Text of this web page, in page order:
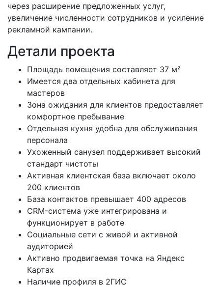
через расширение предложенных услуг,
увеличение численности сотрудников и усиление
рекламной кампании.
Детали проекта
Площадь помещения составляет 37 м²
Имеется два отдельных кабинета для
мастеров
Зона ожидания для клиентов предоставляет
комфортное пребывание
Отдельная кухня удобна для обслуживания
персонала
Ухоженный санузел поддерживает высокий
стандарт чистоты
Активная клиентская база включает около
200 клиентов
База контактов превышает 400 адресов
CRM-система уже интегрирована и
функционирует в работе
Социальные сети с живой и активной
аудиторией
Активно продвигаемая точка на Яндекс
Картах
Наличие профиля в 2ГИС